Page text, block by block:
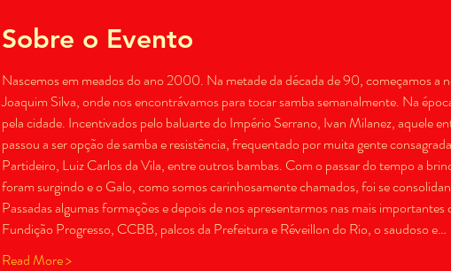
Sobre o Evento
Nascemos em meados do ano 2000. Na metade da década de 90, começamos a
Joaquim Silva, onde nos encontrávamos para tocar samba semanalmente. Na
pela cidade. Incentivados pelo baluarte do Império Serrano, Ivan Milanez, aquele
passou a ser opção de samba e resistência, frequentado por muita gente
Partideiro, Luiz Carlos da Vila, entre outros bambas. Com o passar do tempo a
foram surgindo e o Galo, como somos carinhosamente chamados, foi se
Passadas algumas formações e depois de nos apresentarmos nas mais
Fundição Progresso, CCBB, palcos da Prefeitura e Réveillon do Rio, o saudoso e…
Read More >